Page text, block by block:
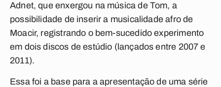
Adnet, que enxergou na música de Tom, a
possibilidade de inserir a musicalidade afro de
Moacir, registrando o bem-sucedido experimento
em dois discos de estúdio (lançados entre 2007 e
2011).
Essa foi a base para a apresentação de uma série